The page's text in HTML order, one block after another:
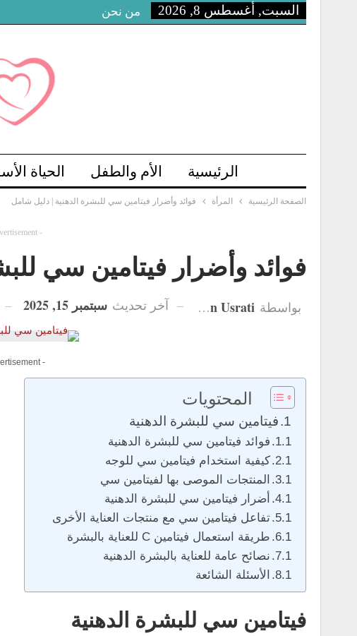
السبت, أغسطس 8, 2026 من نحن
الرئيسية الأم والطفل الحياة
الصفحة الرئيسية المرأة فوائد وأضرار فيتامين سي للبشرة الدهنية | دليل شامل
-
فوائد وأضرار فيتامين سي
بواسطة Hanan Usrati آخر تحديث سبتمبر 15, 2025
-
المحتويات
فيتامين سي للبشرة الدهنية
فوائد فيتامين سي للبشرة الدهنية
كيفية استخدام فيتامين سي للوجه
المنتجات الموصى بها لفيتامين سي
أضرار فيتامين سي للبشرة الدهنية
تفاعل فيتامين سي مع منتجات العناية الأخرى
طريقة استعمال فيتامين C للعناية بالبشرة
نصائح عامة للعناية بالبشرة الدهنية
الأسئلة الشائعة
فيتامين سي للبشرة الدهنية